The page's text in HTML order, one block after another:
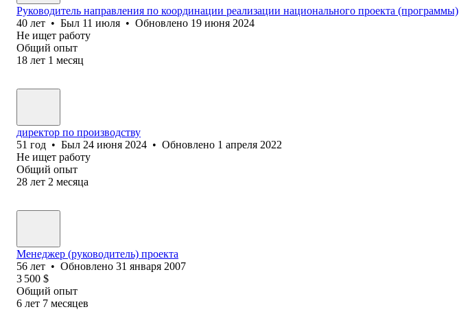
Руководитель направления по координации реализации национального проекта (программы)
40 лет • Был 11 июля • Обновлено 19 июня 2024
Не ищет работу
Общий опыт
18 лет 1 месяц
директор по производству
51 год • Был 24 июня 2024 • Обновлено 1 апреля 2022
Не ищет работу
Общий опыт
28 лет 2 месяца
Менеджер (руководитель) проекта
56 лет • Обновлено 31 января 2007
3 500 $
Общий опыт
6 лет 7 месяцев